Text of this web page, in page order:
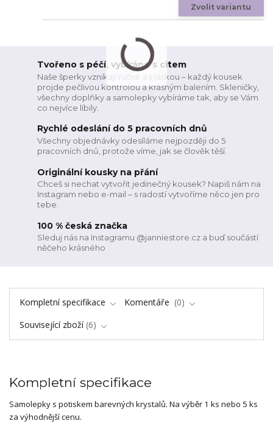
Zvolit variantu
Tvořeno s péčí, vybíráno s citem
Naše šperky vznikají ručně a s láskou – každý kousek
projde pečlivou kontrolou a krásným balením. Skleničky,
všechny doplňky a samolepky vybíráme tak, aby se Vám
co nejvíce líbily.
Rychlé odeslání do 5 pracovních dnů
Všechny objednávky odesíláme nejpozději do 5
pracovních dnů, protože víme, jak se člověk těší.
Originální kousky na přání
Chceš si nechat vytvořit jedinečný kousek? Napiš nám na
Instagram nebo e-mail – s radostí vytvoříme něco jen pro
tebe.
100 % česká značka
Sleduj nás na Instagramu @janniestore.cz a buď součástí
něčeho krásného
Kompletní specifikace Komentáře
0
Související zboží 6
Kompletní specifikace
Samolepky s potiskem barevných krystalů. Na výběr 1 ks nebo 5 ks
za výhodnější cenu.